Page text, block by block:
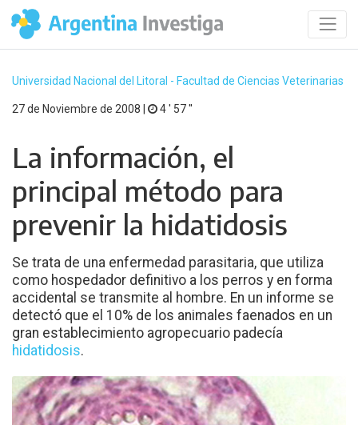
Universidad Nacional del Litoral - Facultad de Ciencias Veterinarias
27 de Noviembre de 2008 | 4 ′ 57 ′′
La información, el
principal método para
prevenir la hidatidosis
Se trata de una enfermedad parasitaria, que utiliza
como hospedador definitivo a los perros y en forma
accidental se transmite al hombre. En un informe se
detectó que el 10% de los animales faenados en un
gran establecimiento agropecuario padecía
hidatidosis.